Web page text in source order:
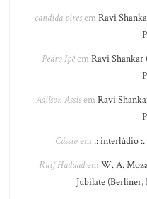
candida piresem Ravi
Pedro Ipêem Ravi Shankar
Adilson Assisem Ravi
Cássioem .: interlúdio
Raif Haddadem W. A.
Jubilate